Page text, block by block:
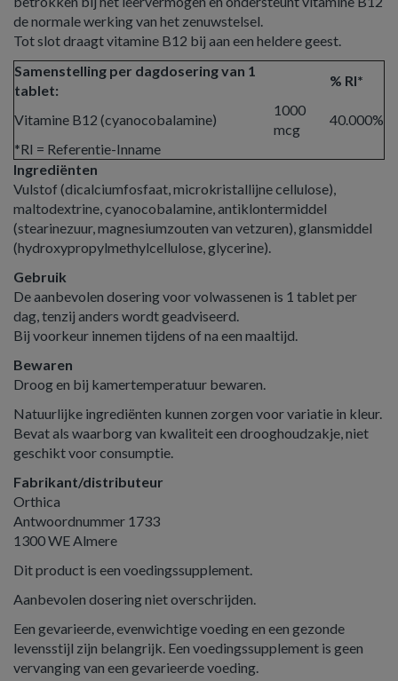
de normale werking van het zenuwstelsel.
Tot slot draagt vitamine B12 bij aan een heldere geest.
Samenstelling per dagdosering van 1
tablet:
% RI*
Vitamine B12 (cyanocobalamine)
1000
mcg
40.000%
*RI = Referentie-Inname
Ingrediënten
Vulstof (dicalciumfosfaat, microkristallijne cellulose),
maltodextrine, cyanocobalamine, antiklontermiddel
(stearinezuur, magnesiumzouten van vetzuren), glansmiddel
(hydroxypropylmethylcellulose, glycerine).
Gebruik
De aanbevolen dosering voor volwassenen is 1 tablet per
dag, tenzij anders wordt geadviseerd.
Bij voorkeur innemen tijdens of na een maaltijd.
Bewaren
Droog en bij kamertemperatuur bewaren.
Natuurlijke ingrediënten kunnen zorgen voor variatie in kleur.
Bevat als waarborg van kwaliteit een drooghoudzakje, niet
geschikt voor consumptie.
Fabrikant/distributeur
Orthica
Antwoordnummer 1733
1300 WE Almere
Dit product is een voedingssupplement.
Aanbevolen dosering niet overschrijden.
Een gevarieerde, evenwichtige voeding en een gezonde
levensstijl zijn belangrijk. Een voedingssupplement is geen
vervanging van een gevarieerde voeding.